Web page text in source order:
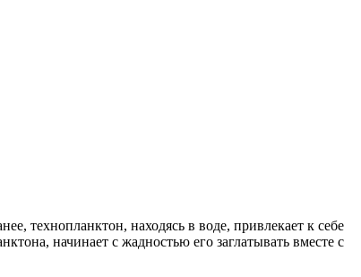
технопланктон, находясь в воде, привлекает к себе
начинает с жадностью его заглатывать вместе с